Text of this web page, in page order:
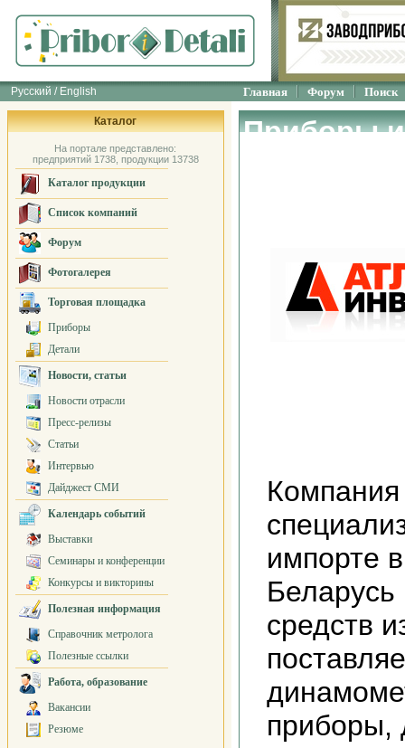
Русский / English Главная Форум Поиск
Каталог
На портале представлено:
предприятий 1738, продукции 13738
Каталог продукции
Список компаний
Форум
Фотогалерея
Торговая площадка
Приборы
Детали
Новости, статьи
Новости отрасли
Пресс-релизы
Статьи
Интервью
Дайджест СМИ
Календарь событий
Выставки
Семинары и конференции
Конкурсы и викторины
Полезная информация
Справочник метролога
Полезные ссылки
Работа, образование
Вакансии
Резюме
Приборы
импорте
Беларусь
средств
приборы,